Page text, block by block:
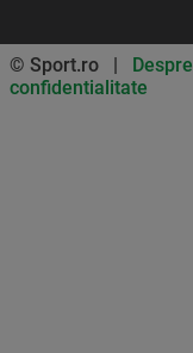
© Sport.ro | Despre
confidentialitate